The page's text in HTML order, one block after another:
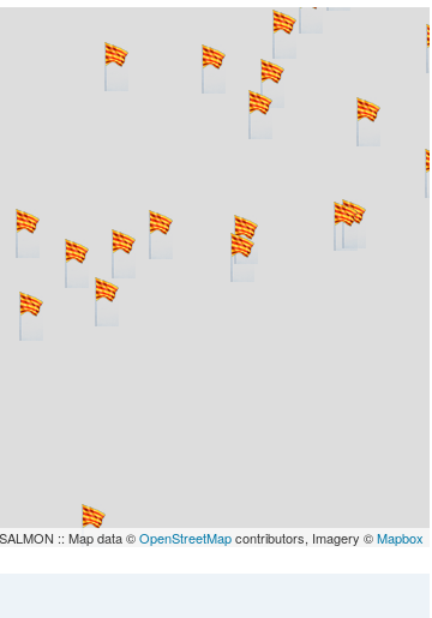
:: Map data ©OpenStreetMapcontributors, Imagery ©Mapbox